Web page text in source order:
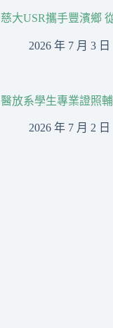
慈大USR攜手豐濱鄉
2026 年 7 月 3 日
醫放系學生專業證照
2026 年 7 月 2 日